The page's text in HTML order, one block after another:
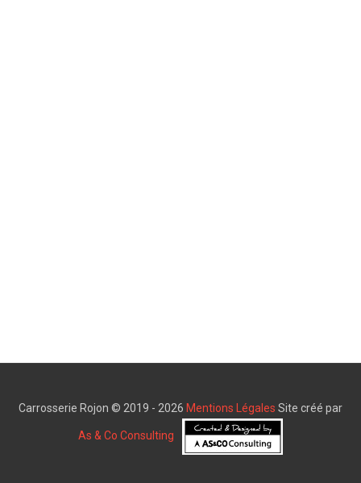
Carrosserie Rojon © 2019 - 2026 Mentions Légales Site créé par
As & Co Consulting